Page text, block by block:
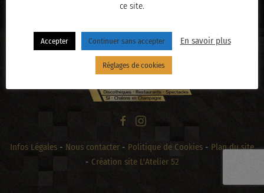
Infos Légales - Nous contacter - Politique de Cookies - Plan du site
- Création site L'Atelier 52
ce site.
Accepter Continuer sans accepter En savoir plus
Réglages de cookies